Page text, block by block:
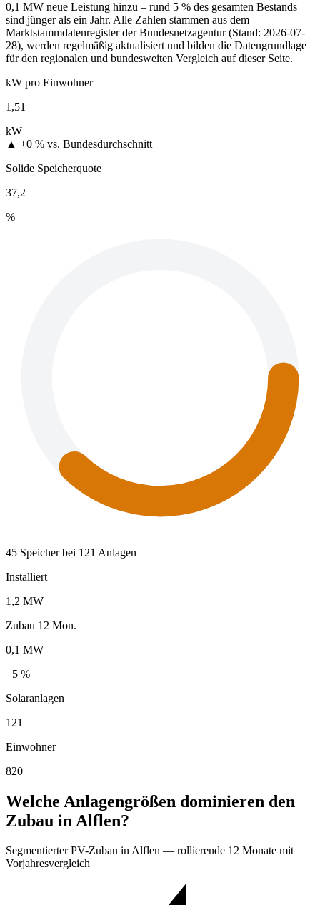
0,1 MW neue Leistung hinzu – rund 5 % des gesamten Bestands
sind jünger als ein Jahr. Alle Zahlen stammen aus dem
Marktstammdatenregister der Bundesnetzagentur (Stand: 2026-07-
28), werden regelmäßig aktualisiert und bilden die Datengrundlage
für den regionalen und bundesweiten Vergleich auf dieser Seite.
kW pro Einwohner
1,51
kW
▲ +0 % vs. Bundesdurchschnitt
Solide Speicherquote
37,2
%
45 Speicher bei 121 Anlagen
Installiert
1,2 MW
Zubau 12 Mon.
0,1 MW
+5 %
Solaranlagen
121
Einwohner
820
Welche Anlagengrößen dominieren den
Zubau in Alflen?
Segmentierter PV-Zubau in Alflen — rollierende 12 Monate mit
Vorjahresvergleich